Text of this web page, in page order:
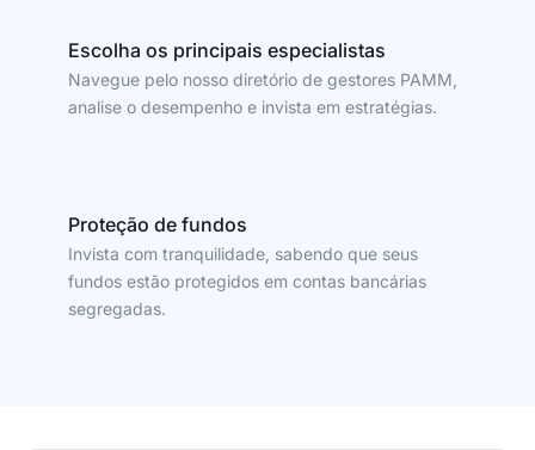
Escolha os principais especialistas
Navegue pelo nosso diretório de gestores PAMM,
analise o desempenho e invista em estratégias.
Proteção de fundos
Invista com tranquilidade, sabendo que seus
fundos estão protegidos em contas bancárias
segregadas.